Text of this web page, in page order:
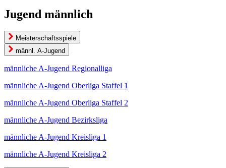
Jugend männlich
Meisterschaftsspiele
männl. A-Jugend
männliche A-Jugend Regionalliga
männliche A-Jugend Oberliga Staffel 1
männliche A-Jugend Oberliga Staffel 2
männliche A-Jugend Bezirksliga
männliche A-Jugend Kreisliga 1
männliche A-Jugend Kreisliga 2